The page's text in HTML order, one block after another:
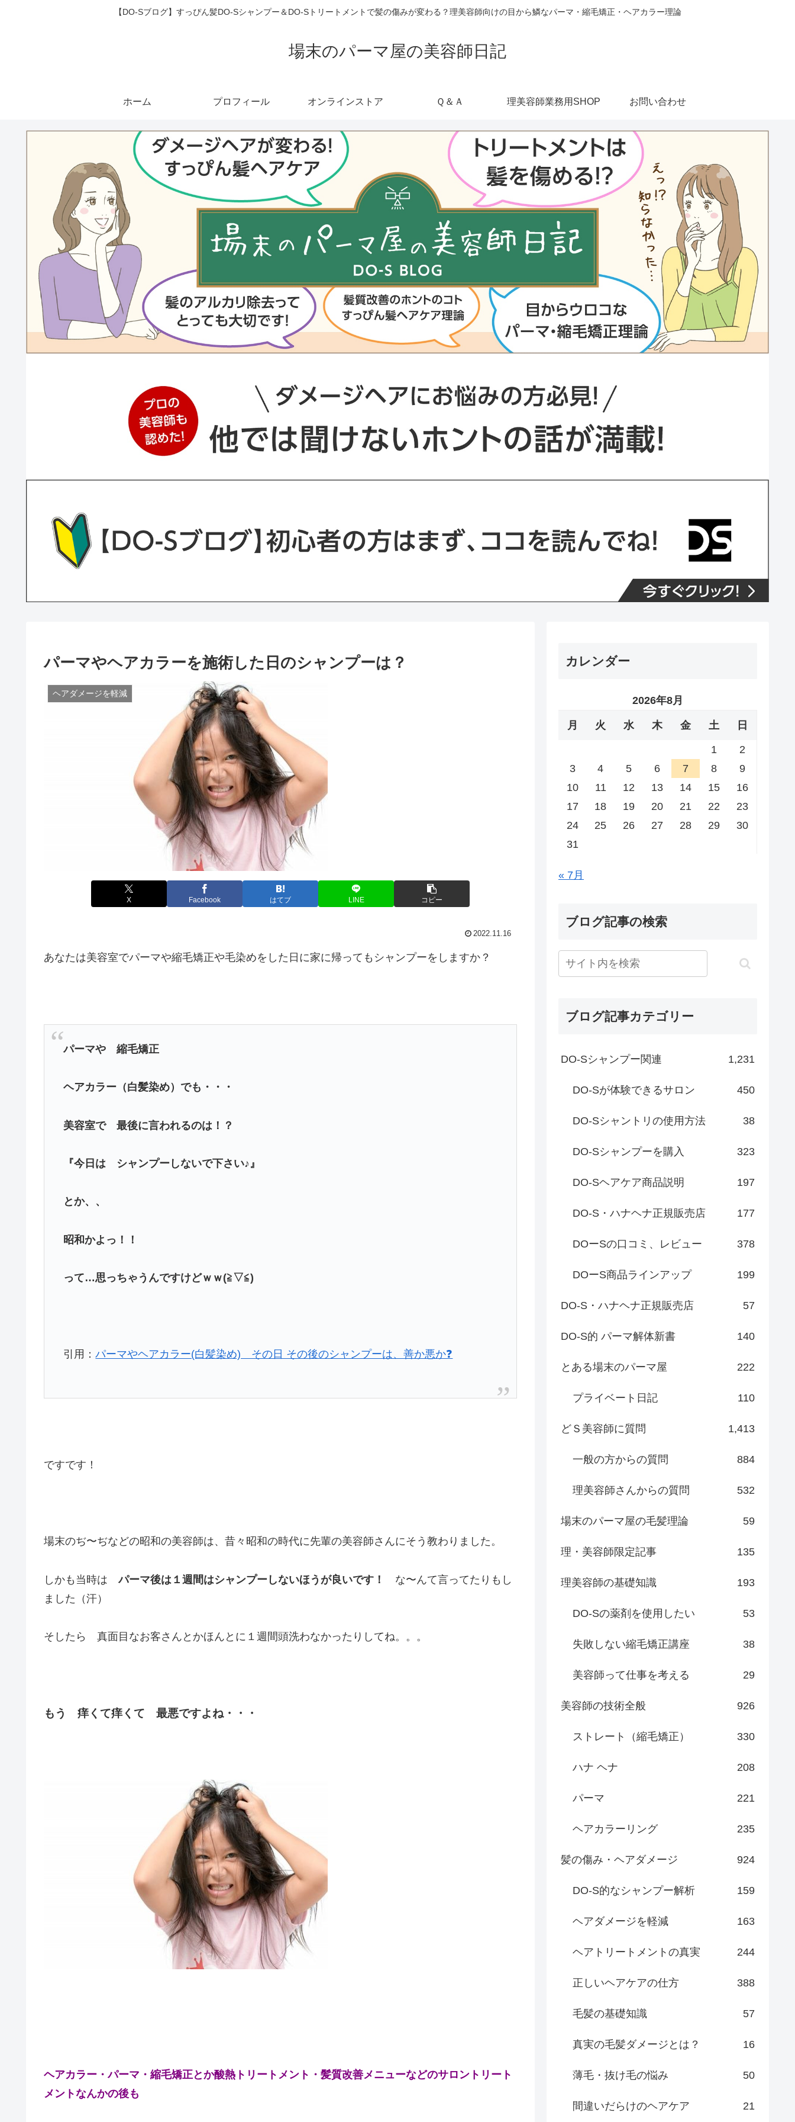
【DO-Sブログ】すっぴん髪DO-Sシャンプー＆DO-Sトリートメントで髪の傷みが変わる？理美容師向けの目から鱗なパーマ・縮毛矯正・ヘアカラー理論
場末のパーマ屋の美容師日記
ホーム プロフィール オンラインストア Ｑ＆Ａ 理美容師業務用SHOP お問い合わせ
パーマやヘアカラーを施術した日のシャンプーは？
ヘアダメージを軽減
X Facebook はてブ LINE コピー
2022.11.16
あなたは美容室でパーマや縮毛矯正や毛染めをした日に家に帰ってもシャンプーをしますか？
パーマや 縮毛矯正
ヘアカラー（白髪染め）でも・・・
美容室で 最後に言われるのは！？
『今日は シャンプーしないで下さい♪』
とか、、
昭和かよっ！！
って…思っちゃうんですけどｗｗ(≧▽≦)
引用：パーマやヘアカラー(白髪染め) その日 その後のシャンプーは、善か悪か❓
ですです！
場末のぢ〜ぢなどの昭和の美容師は、昔々昭和の時代に先輩の美容師さんにそう教わりました。
しかも当時はパーマ後は１週間はシャンプーしないほうが良いです！
な〜んて言ってたりもし
ました（汗）
そしたら 真面目なお客さんとかほんとに１週間頭洗わなかったりしてね。。。
もう 痒くて痒くて 最悪ですよね・・・
ヘアカラー・パーマ・縮毛矯正とか酸熱トリートメント・髪質改善メニューなどのサロントリート
メントなんかの後も
カレンダー
2026年8月
月 火 水 木 金 土 日
1
2
3
4 5 6 7 8
9
10
11 12 13 14 15
16
17
18 19 20 21 22
23
24
25 26 27 28 29
30
31
« 7月
ブログ記事の検索
ブログ記事カテゴリー
DO-Sシャンプー関連 1,231
DO-Sが体験できるサロン 450
DO-Sシャントリの使用方法 38
DO-Sシャンプーを購入 323
DO-Sヘアケア商品説明 197
DO-S・ハナヘナ正規販売店 177
DOーSの口コミ、レビュー 378
DOーS商品ラインアップ 199
DO-S・ハナヘナ正規販売店 57
DO-S的 パーマ解体新書 140
とある場末のパーマ屋 222
プライベート日記 110
どＳ美容師に質問 1,413
一般の方からの質問 884
理美容師さんからの質問 532
場末のパーマ屋の毛髪理論 59
理・美容師限定記事 135
理美容師の基礎知識 193
DO-Sの薬剤を使用したい 53
失敗しない縮毛矯正講座 38
美容師って仕事を考える 29
美容師の技術全般 926
ストレート（縮毛矯正） 330
ハナ ヘナ 208
パーマ 221
ヘアカラーリング 235
髪の傷み・ヘアダメージ 924
DO-S的なシャンプー解析 159
ヘアダメージを軽減 163
ヘアトリートメントの真実 244
正しいヘアケアの仕方 388
毛髪の基礎知識 57
真実の毛髪ダメージとは？ 16
薄毛・抜け毛の悩み 50
間違いだらけのヘアケア 21